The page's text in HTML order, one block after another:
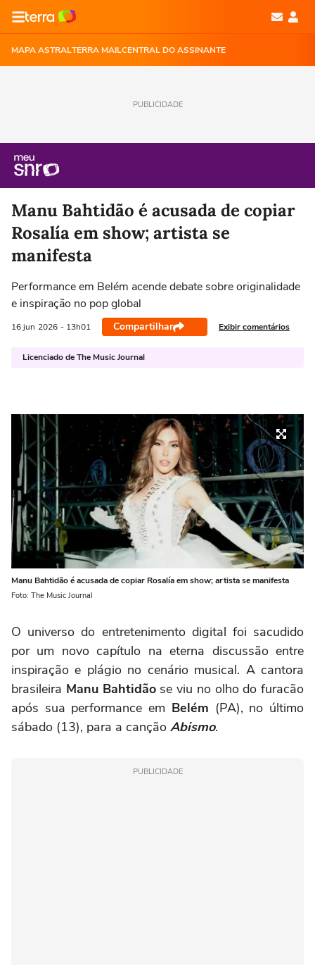
MAPA ASTRALTERRA MAILCENTRAL DO ASSINANTE
PUBLICIDADE
Manu Bahtidão é acusada de copiar
Rosalía em show; artista se
manifesta
Performance em Belém acende debate sobre originalidade
e inspiração no pop global
16 jun 2026 - 13h01 Compartilhar Exibir comentários
Licenciado de The Music Journal
Manu Bahtidão é acusada de copiar Rosalía em show; artista se manifesta
Foto: The Music Journal
O universo do entretenimento digital foi sacudido
por um novo capítulo na eterna discussão entre
inspiração e plágio no cenário musical. A cantora
brasileira Manu Bahtidãose viu no olho do furacão
após sua performance em Belém (PA), no último
sábado (13), para a canção Abismo.
PUBLICIDADE